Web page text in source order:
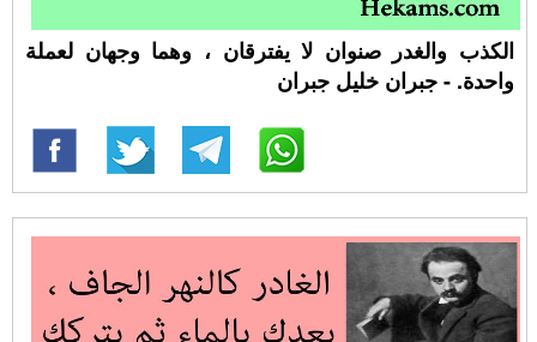
الكذب والغدر صنوان لا يفترقان ، وهما وجهان لعملة
واحدة. - جبران خليل جبران